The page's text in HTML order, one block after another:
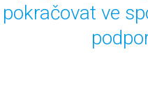
pokračovat ve